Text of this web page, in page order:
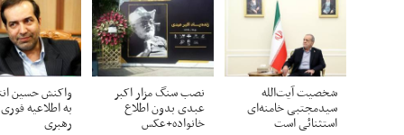
شخصیت آیت‌الله
سیدمجتبی خامنه‌ای
استثنائی است
نصب سنگ مزار اکبر
عبدی بدون اطلاع
خانواده+عکس
واکنش حسین
به اطلاعیه
رهبری